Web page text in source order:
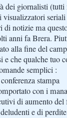
dei giornalisti
visualizzatori
di notizie ma
anni fa Brera.
alla fine del
e che qualche tuo
semplici :
stampa
con i
di aumento del
e di